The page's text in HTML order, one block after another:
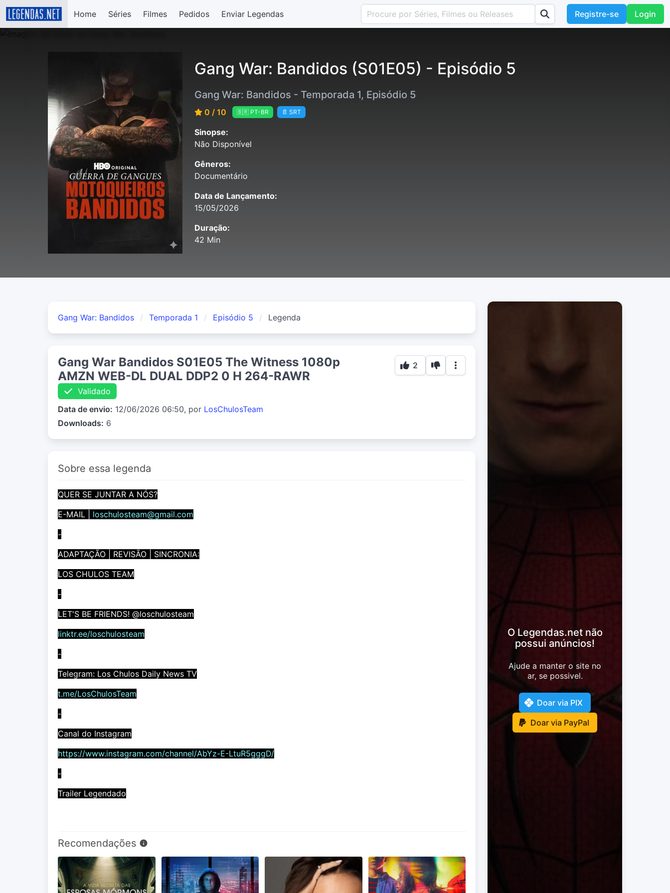
Home Séries Filmes Pedidos Enviar Legendas Registre-se Login
Gang War: Bandidos (S01E05) - Episódio 5
Gang War: Bandidos - Temporada 1, Episódio 5
0 / 10 🇧🇷 PT-BR 📄 SRT
Sinopse:
Não Disponível
Gêneros:
Documentário
Data de Lançamento:
15/05/2026
Duração:
42 Min
Gang War: Bandidos Temporada 1 Episódio 5 Legenda
Gang War Bandidos S01E05 The Witness 1080p
AMZN WEB-DL DUAL DDP2 0 H 264-RAWR
Validado
Data de envio: 12/06/2026 06:50, por LosChulosTeam
Downloads: 6
2
Sobre essa legenda
QUER SE JUNTAR A NÓS?
E-MAIL | loschulosteam@gmail.com
-
ADAPTAÇÃO | REVISÃO | SINCRONIA:
LOS CHULOS TEAM
-
LET'S BE FRIENDS! @loschulosteam
linktr.ee/loschulosteam
-
Telegram: Los Chulos Daily News TV
t.me/LosChulosTeam
-
Canal do Instagram
https://www.instagram.com/channel/AbYz-E-LtuR5gggD/
-
Trailer Legendado
Recomendações
O Legendas.net não
possui anúncios!
Ajude a manter o site no
ar, se possivel.
Doar via PIX
Doar via PayPal